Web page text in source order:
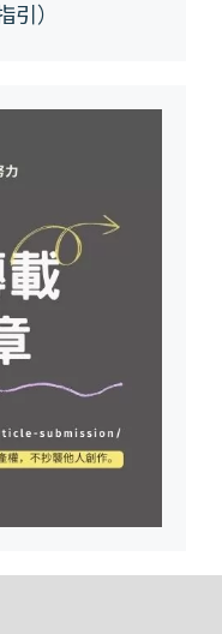
引）